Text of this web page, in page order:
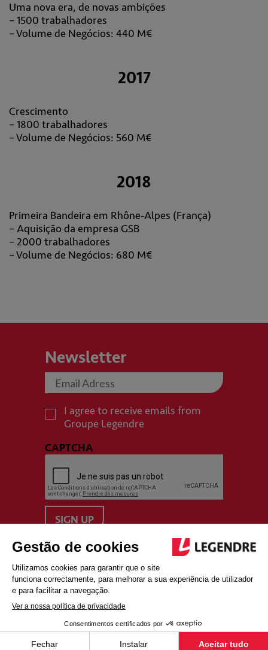
Uma nova era, de novas ambições
– 1500 trabalhadores
– Volume de Negócios: 440 M€
2017
Crescimento
– 1800 trabalhadores
– Volume de Negócios: 560 M€
2018
Primeira Bandeira em Rhône-Alpes (França)
– Aquisição da empresa GSB
– 2000 trabalhadores
– Volume de Negócios: 680 M€
Newsletter
I agree to receive emails from
Groupe Legendre
CAPTCHA
ADVERTÊNCIAS LEGAIS
POLÍTICA DE PRIVACIDADE
© GROUPE LEGENDRE 2021 - WEBSITE FEITO POR
NOBILITO